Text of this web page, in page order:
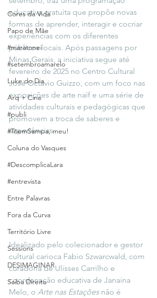
Cores da Vida
Papo de Mãe
#maratonei
#setembroamarelo
Luke do Dia
Arq + Cine
#publi
#TôemSampa, meu!
Coluna do Vasques
#DescomplicaLara
#entrevista
Entre Palavras
Fora da Curva
Território Livre
Sessions
DESIMAGINAR
Saiba Direito
educativa gratuita que propõe novas
formas de aprender, interagir e cocriar
experiências com os diferentes
públicos locais. Após passagens por
Minas Gerais, a iniciativa segue até
fevereiro de 2025 no Centro Cultural
José Octávio Guizzo, com um foco nas
exposições de arte naïf e uma série de
atividades culturais e pedagógicas que
promovem a troca de saberes e
experiências.
Idealizado pelo colecionador e gestor
cultural carioca Fabio Szwarcwald, com
curadoria de Ulisses Carrilho e
coordenação educativa de Janaina
Melo, o Arte nas Estações não é